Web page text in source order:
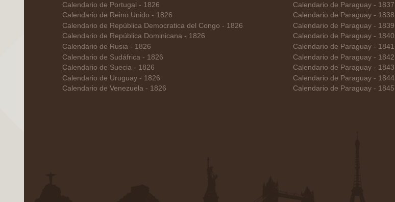
Calendario de Portugal - 1826
Calendario de Reino Unido - 1826
Calendario de República Democratica del Congo - 1826
Calendario de República Dominicana - 1826
Calendario de Rusia - 1826
Calendario de Sudáfrica - 1826
Calendario de Suecia - 1826
Calendario de Uruguay - 1826
Calendario de Venezuela - 1826
Calendario de Paraguay - 1837
Calendario de Paraguay - 1838
Calendario de Paraguay - 1839
Calendario de Paraguay - 1840
Calendario de Paraguay - 1841
Calendario de Paraguay - 1842
Calendario de Paraguay - 1843
Calendario de Paraguay - 1844
Calendario de Paraguay - 1845